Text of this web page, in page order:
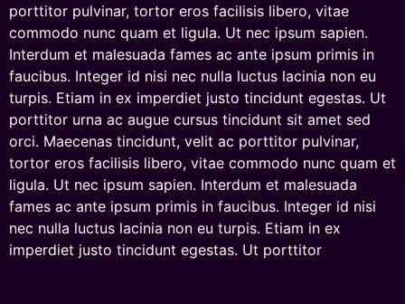
porttitor pulvinar, tortor eros facilisis libero, vitae
commodo nunc quam et ligula. Ut nec ipsum sapien.
Interdum et malesuada fames ac ante ipsum primis in
faucibus. Integer id nisi nec nulla luctus lacinia non eu
turpis. Etiam in ex imperdiet justo tincidunt egestas. Ut
porttitor urna ac augue cursus tincidunt sit amet sed
orci. Maecenas tincidunt, velit ac porttitor pulvinar,
tortor eros facilisis libero, vitae commodo nunc quam et
ligula. Ut nec ipsum sapien. Interdum et malesuada
fames ac ante ipsum primis in faucibus. Integer id nisi
nec nulla luctus lacinia non eu turpis. Etiam in ex
imperdiet justo tincidunt egestas. Ut porttitor